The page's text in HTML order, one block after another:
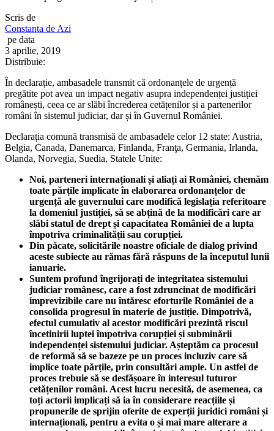
Scris de
Constanta de Azi
pe data
3 aprilie, 2019
Distribuie:
În declarație, ambasadele transmit că ordonanțele de urgență
pregătite pot avea un impact negativ asupra independenței justiției
românești, ceea ce ar slăbi încrederea cetățenilor și a partenerilor
români în sistemul judiciar, dar și în Guvernul României.
Declarația comună transmisă de ambasadele celor 12 state: Austria,
Belgia, Canada, Danemarca, Finlanda, Franţa, Germania, Irlanda,
Olanda, Norvegia, Suedia, Statele Unite:
Noi, parteneri internaționali și aliați ai României, chemăm
toate părțile implicate în elaborarea ordonanțelor de
urgență ale guvernului care modifică legislația referitoare
la domeniul justiției, să se abțină de la modificări care ar
slăbi statul de drept și capacitatea României de a lupta
împotriva criminalității sau corupției.
Din păcate, solicitările noastre oficiale de dialog privind
aceste subiecte au rămas fără răspuns de la începutul lunii
ianuarie.
Suntem profund îngrijorați de integritatea sistemului
judiciar românesc, care a fost zdruncinat de modificări
imprevizibile care nu întăresc eforturile României de a
consolida progresul în materie de justiție. Dimpotrivă,
efectul cumulativ al acestor modificări prezintă riscul
încetinirii luptei împotriva corupției și subminării
independenței sistemului judiciar. Așteptăm ca procesul
de reformă să se bazeze pe un proces incluziv care să
implice toate părțile, prin consultări ample. Un astfel de
proces trebuie să se desfășoare în interesul tuturor
cetățenilor români. Acest lucru necesită, de asemenea, ca
toți actorii implicați să ia în considerare reacțiile și
propunerile de sprijin oferite de experții juridici români și
internaționali, pentru a evita o și mai mare alterare a